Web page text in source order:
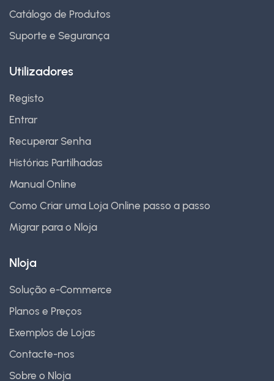
Catálogo de Produtos
Suporte e Segurança
Utilizadores
Registo
Entrar
Recuperar Senha
Histórias Partilhadas
Manual Online
Como Criar uma Loja Online passo a passo
Migrar para o Nloja
Nloja
Solução e-Commerce
Planos e Preços
Exemplos de Lojas
Contacte-nos
Sobre o Nloja